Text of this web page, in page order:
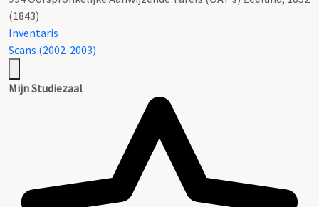
(1843)
Inventaris
Scans (2002-2003)
Mijn Studiezaal